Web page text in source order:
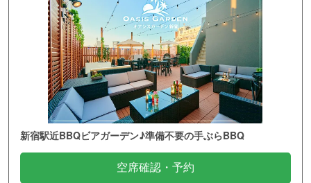
新宿駅近BBQビアガーデン♪準備不要の手ぶらBBQ
空席確認・予約